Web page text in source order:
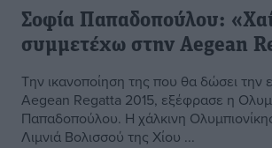
Σοφία Παπαδοπούλου:
συμμετέχω στην Aegean
Tην ικανοποίηση της που θα δώσει την
Aegean Regatta 2015, εξέφρασε η
Παπαδοπούλου. Η χάλκινη
Λιμνιά Βολισσού της Χίου ...